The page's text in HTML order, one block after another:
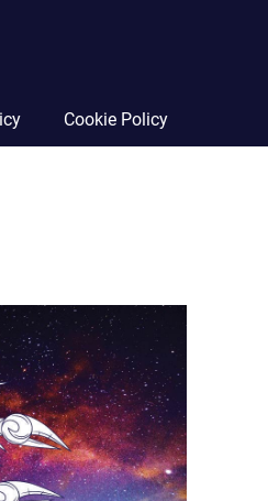
Cookie Policy